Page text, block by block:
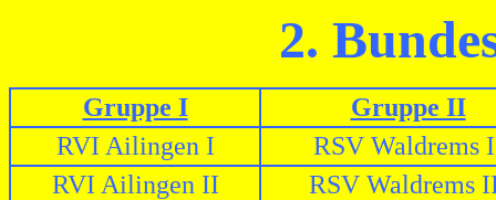
2.
Gruppe I
Gruppe II
RVI Ailingen I
RSV Waldrems
RVI Ailingen II
RSV Waldrems